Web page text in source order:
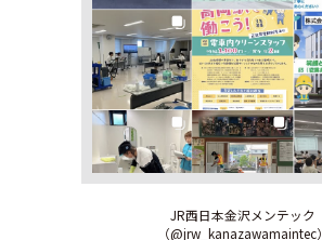
JR西日本金沢メンテック
（@jrw_kanazawamaintec）